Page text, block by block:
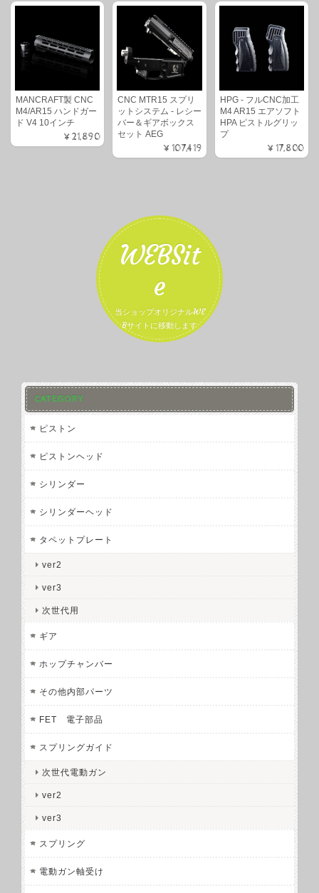
MANCRAFT製 CNC
M4/AR15 ハンドガー
ド V4 10インチ
¥21,890
CNC MTR15 スプリ
ットシステム - レシー
バー＆ギアボックス
セット AEG
¥107,419
HPG - フルCNC加工
M4 AR15 エアソフト
HPA ピストルグリッ
プ
¥17,800
WEBSit
e
当ショップオリジナルWE
Bサイトに移動します
CATEGORY
ピストン
ピストンヘッド
シリンダー
シリンダーヘッド
タペットプレート
ver2
ver3
次世代用
ギア
ホップチャンバー
その他内部パーツ
FET 電子部品
スプリングガイド
次世代電動ガン
ver2
ver3
スプリング
電動ガン軸受け